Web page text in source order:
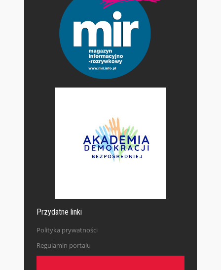
Przydatne linki
Polityka prywatności
Regulamin portalu